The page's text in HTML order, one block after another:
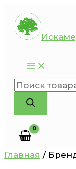
Перейти
содержимому
Поиск
товаров
Главная /